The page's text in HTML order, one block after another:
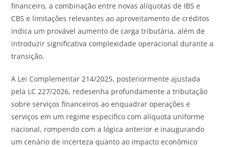
financeiro, a combinação entre novas alíquotas de IBS e
CBS e limitações relevantes ao aproveitamento de créditos
indica um provável aumento de carga tributária, além de
introduzir significativa complexidade operacional durante a
transição.
A Lei Complementar 214/2025, posteriormente ajustada
pela LC 227/2026, redesenha profundamente a tributação
sobre serviços financeiros ao enquadrar operações e
serviços em um regime específico com alíquota uniforme
nacional, rompendo com a lógica anterior e inaugurando
um cenário de incerteza quanto ao impacto econômico